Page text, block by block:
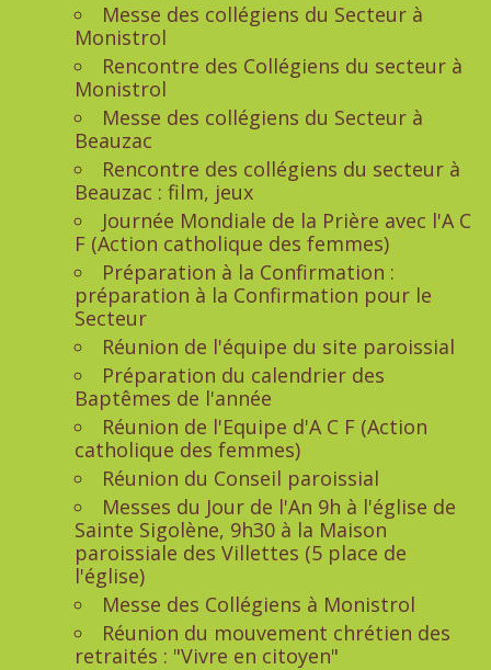
Messe des collégiens du Secteur à
Monistrol
Rencontre des Collégiens du secteur à
Monistrol
Messe des collégiens du Secteur à
Beauzac
Rencontre des collégiens du secteur à
Beauzac : film, jeux
Journée Mondiale de la Prière avec l'A C
F (Action catholique des femmes)
Préparation à la Confirmation :
préparation à la Confirmation pour le
Secteur
Réunion de l'équipe du site paroissial
Préparation du calendrier des
Baptêmes de l'année
Réunion de l'Equipe d'A C F (Action
catholique des femmes)
Réunion du Conseil paroissial
Messes du Jour de l'An 9h à l'église de
Sainte Sigolène, 9h30 à la Maison
paroissiale des Villettes (5 place de
l'église)
Messe des Collégiens à Monistrol
Réunion du mouvement chrétien des
retraités : "Vivre en citoyen"